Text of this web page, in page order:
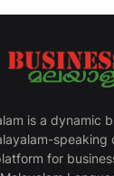
is a dynamic
speaking
for